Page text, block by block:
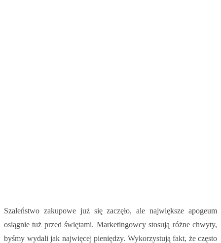
Szaleństwo zakupowe już się zaczęło, ale największe apogeum
osiągnie tuż przed świętami. Marketingowcy stosują różne chwyty,
byśmy wydali jak najwięcej pieniędzy. Wykorzystują fakt, że często